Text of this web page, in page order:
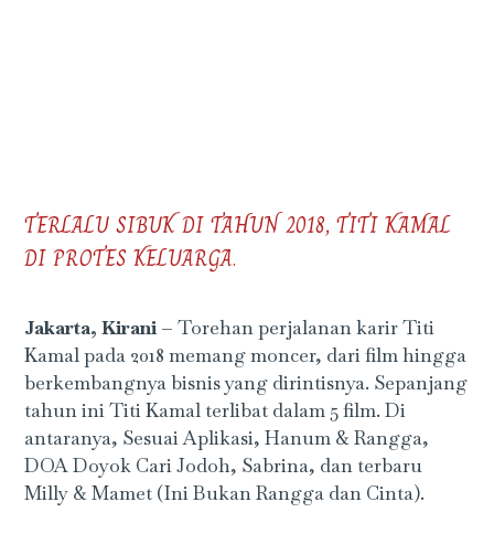
TERLALU SIBUK DI TAHUN 2018, TITI KAMAL
DI PROTES KELUARGA.
Jakarta, Kirani –Torehan perjalanan karir Titi
Kamal pada 2018 memang moncer, dari film hingga
berkembangnya bisnis yang dirintisnya. Sepanjang
tahun ini Titi Kamal terlibat dalam 5 film. Di
antaranya, Sesuai Aplikasi, Hanum & Rangga,
DOA Doyok Cari Jodoh, Sabrina, dan terbaru
Milly & Mamet (Ini Bukan Rangga dan Cinta).